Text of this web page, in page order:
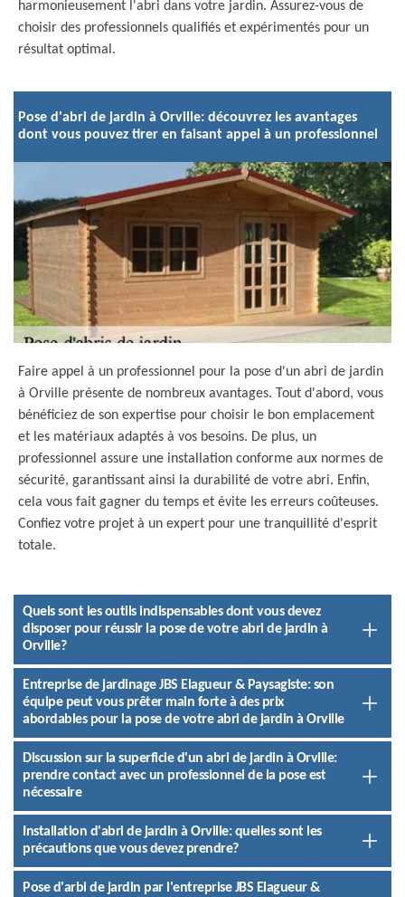
harmonieusement l'abri dans votre jardin. Assurez-vous de
choisir des professionnels qualifiés et expérimentés pour un
résultat optimal.
Pose d'abri de jardin à Orville: découvrez les avantages
dont vous pouvez tirer en faisant appel à un professionnel
Faire appel à un professionnel pour la pose d'un abri de jardin
à Orville présente de nombreux avantages. Tout d'abord, vous
bénéficiez de son expertise pour choisir le bon emplacement
et les matériaux adaptés à vos besoins. De plus, un
professionnel assure une installation conforme aux normes de
sécurité, garantissant ainsi la durabilité de votre abri. Enfin,
cela vous fait gagner du temps et évite les erreurs coûteuses.
Confiez votre projet à un expert pour une tranquillité d'esprit
totale.
Quels sont les outils indispensables dont vous devez
disposer pour réussir la pose de votre abri de jardin à
Orville?
Entreprise de jardinage JBS Elagueur & Paysagiste: son
équipe peut vous prêter main forte à des prix
abordables pour la pose de votre abri de jardin à Orville
Discussion sur la superficie d'un abri de jardin à Orville:
prendre contact avec un professionnel de la pose est
nécessaire
Installation d'abri de jardin à Orville: quelles sont les
précautions que vous devez prendre?
Pose d'arbi de jardin par l'entreprise JBS Elagueur &